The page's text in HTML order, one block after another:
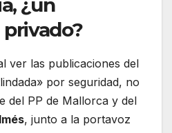
¿un
ver las publicaciones del
por seguridad, no
del PP de Mallorca y del
, junto a la portavoz